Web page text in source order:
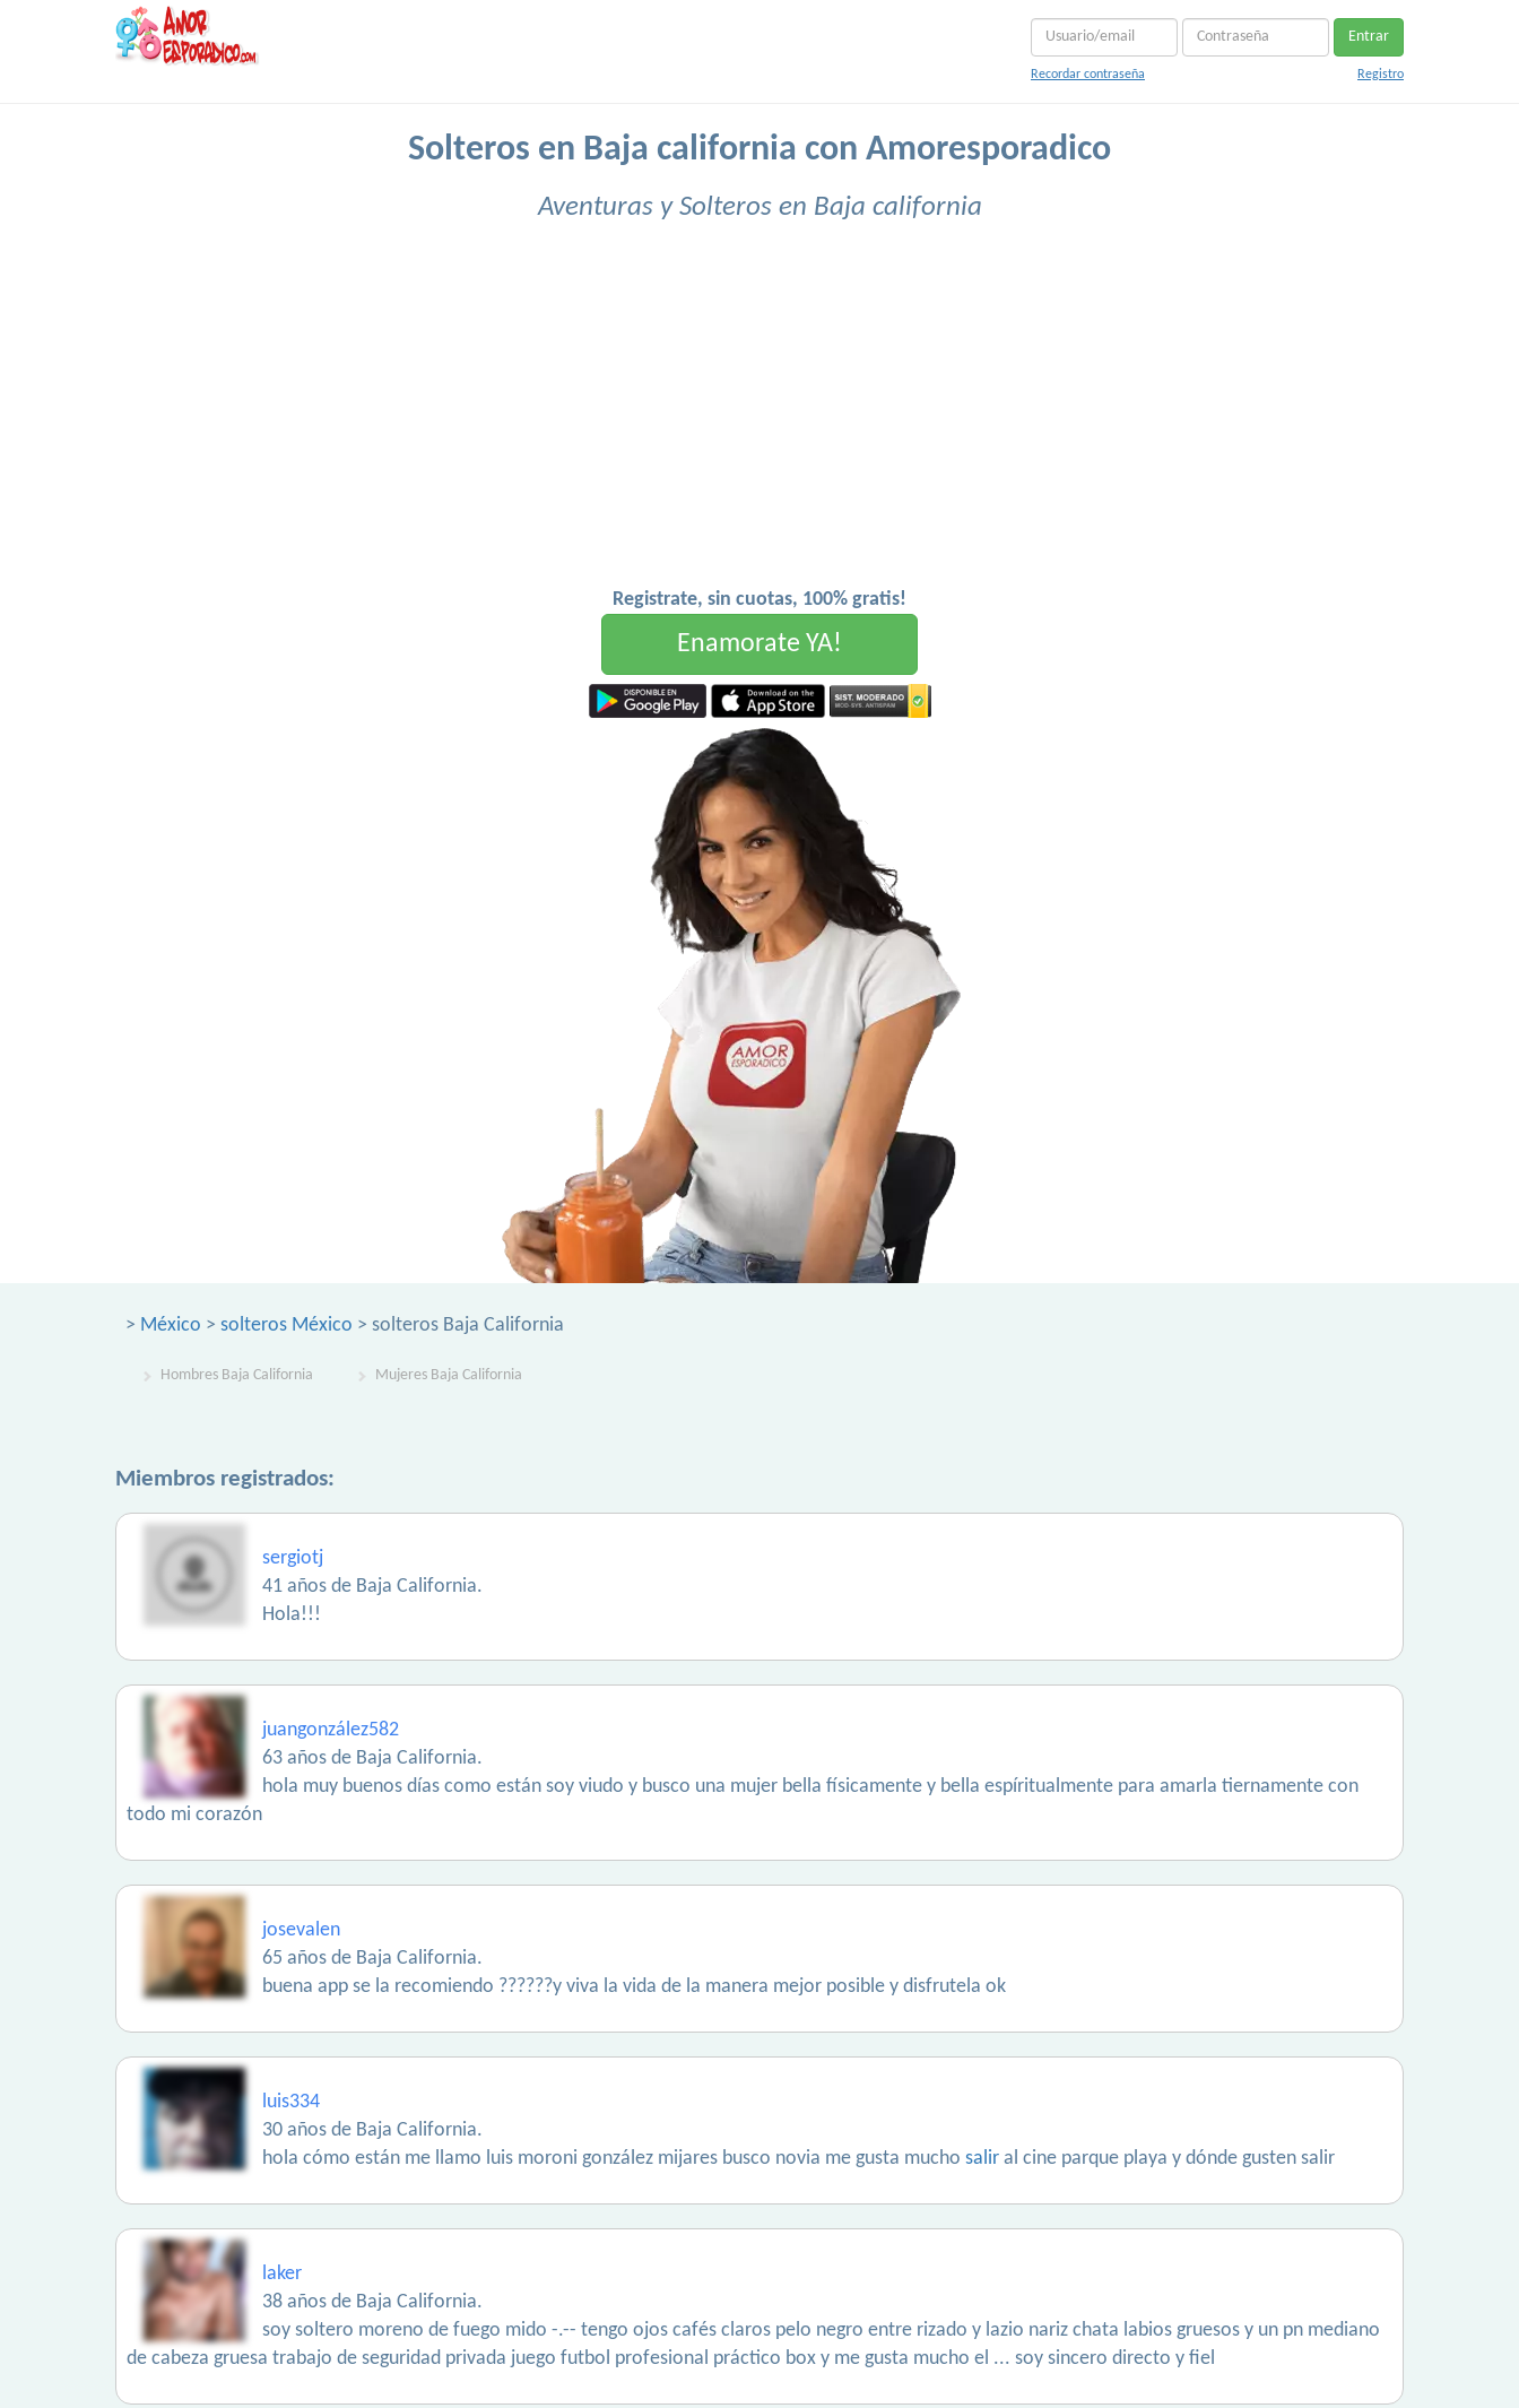
Entrar
Recordar contraseña Registro
Solteros en Baja california con Amoresporadico
Aventuras y Solteros en Baja california
Registrate, sin cuotas, 100% gratis!
Enamorate YA!
> México > solteros México > solteros Baja California
Hombres Baja California Mujeres Baja California
Miembros registrados:
sergiotj
41 años de Baja California.
Hola!!!
juangonzález582
63 años de Baja California.
hola muy buenos días como están soy viudo y busco una mujer bella físicamente y bella espíritualmente para amarla tiernamente con
todo mi corazón
josevalen
65 años de Baja California.
buena app se la recomiendo ??????y viva la vida de la manera mejor posible y disfrutela ok
luis334
30 años de Baja California.
hola cómo están me llamo luis moroni gonzález mijares busco novia me gusta mucho salir al cine parque playa y dónde gusten salir
laker
38 años de Baja California.
soy soltero moreno de fuego mido -.-- tengo ojos cafés claros pelo negro entre rizado y lazio nariz chata labios gruesos y un pn mediano
de cabeza gruesa trabajo de seguridad privada juego futbol profesional práctico box y me gusta mucho el ... soy sincero directo y fiel